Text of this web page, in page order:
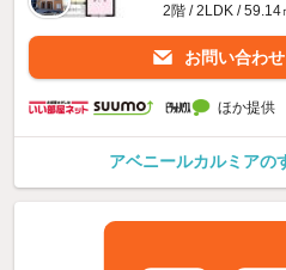
2階 / 2LDK / 59.14
お問い合わせ
ほか提供
アベニールカルミアの